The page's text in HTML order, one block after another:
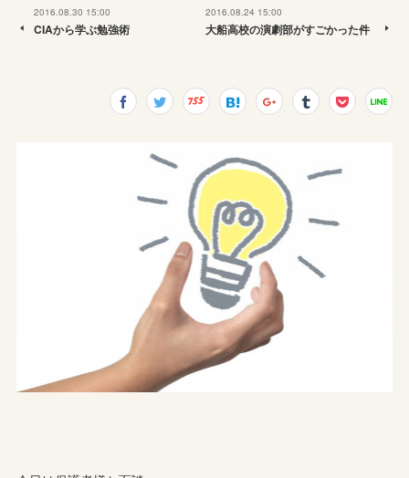
2016.08.30 15:00
CIAから学ぶ勉強術
2016.08.24 15:00
大船高校の演劇部がすごかった件